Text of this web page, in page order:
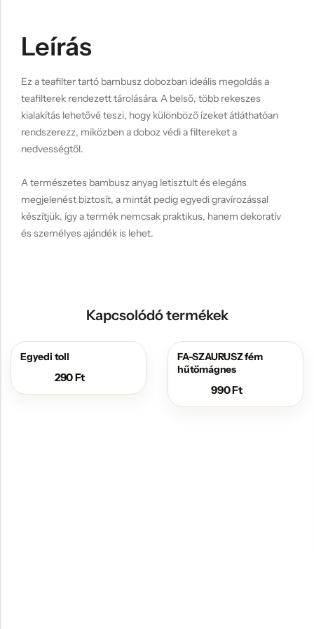
Leírás
Ez a teafilter tartó bambusz dobozban ideális megoldás a
teafilterek rendezett tárolására. A belső, több rekeszes
kialakítás lehetővé teszi, hogy különböző ízeket átláthatóan
rendszerezz, miközben a doboz védi a filtereket a
nedvességtől.
A természetes bambusz anyag letisztult és elegáns
megjelenést biztosít, a mintát pedig egyedi gravírozással
készítjük, így a termék nemcsak praktikus, hanem dekoratív
és személyes ajándék is lehet.
Kapcsolódó termékek
Egyedi toll
290Ft
FA-SZAURUSZ fém
hűtőmágnes
990Ft